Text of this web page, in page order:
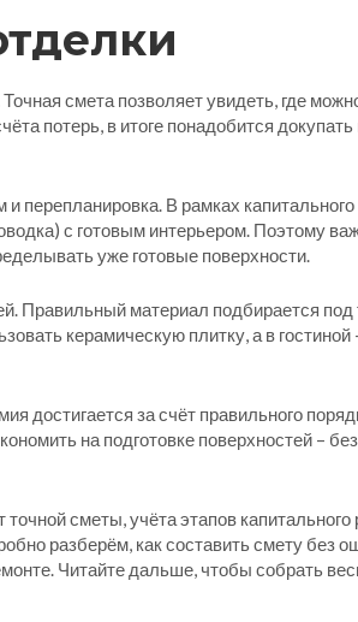
Точная смета позволяет увидеть, где
потерь, в итоге понадобится
и перепланировка. В рамках
с готовым интерьером. Поэтому
уже готовые поверхности.
. Правильный материал подбирается
керамическую плитку, а в
достигается за счёт правильного
на подготовке поверхностей –
сметы, учёта этапов
разберём, как составить смету без
Читайте дальше, чтобы собрать